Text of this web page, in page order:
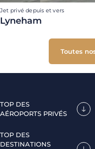
Jet privé depuis et vers
Lyneham
Toutes
TOP DES
AÉROPORTS PRIVÉS
TOP DES
DESTINATIONS